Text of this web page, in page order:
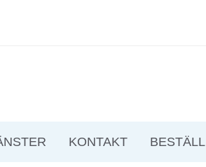
KONTAKT BESTÄLL